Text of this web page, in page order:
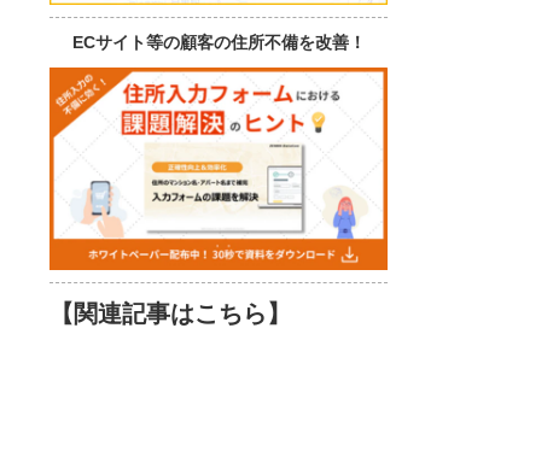
ECサイト等の顧客の住所不備を改善！
【関連記事はこちら】